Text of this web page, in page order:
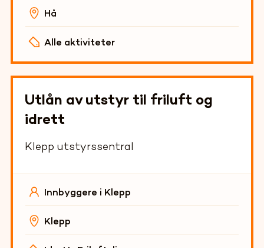
Hå
Alle aktiviteter
Utlån av utstyr til friluft og
idrett
Klepp utstyrssentral
Innbyggere i Klepp
Klepp